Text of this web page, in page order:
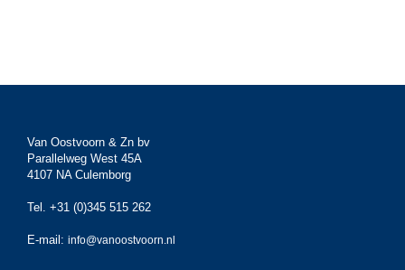
Van Oostvoorn & Zn bv
Parallelweg West 45A
4107 NA Culemborg
Tel. +31 (0)345 515 262
E-mail: info@vanoostvoorn.nl